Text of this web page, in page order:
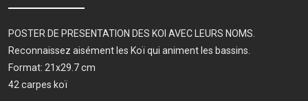
POSTER DE PRESENTATION DES KOI AVEC LEURS NOMS.
Reconnaissez aisément les Koï qui animent les bassins.
Format: 21x29.7 cm
42 carpes koï